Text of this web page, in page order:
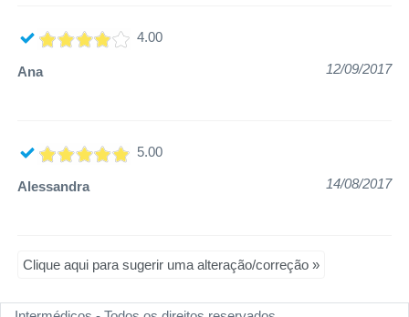
4.00
Ana 12/09/2017
5.00
Alessandra 14/08/2017
Clique aqui para sugerir uma alteração/correção »